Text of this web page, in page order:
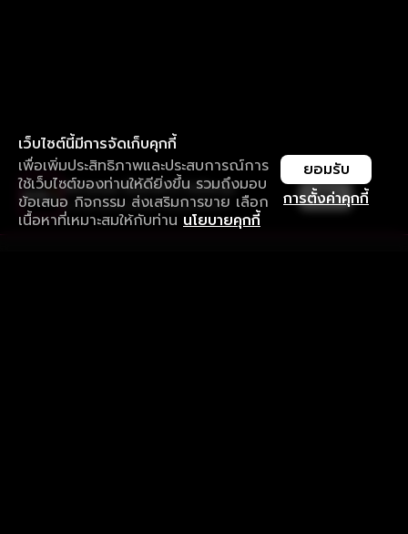
เว็บไซต์นี้มีการจัดเก็บคุกกี้
เพื่อเพิ่มประสิทธิภาพและประสบการณ์การ
ใช้เว็บไซต์ของท่านให้ดียิ่งขึ้น รวมถึงมอบ
ข้อเสนอ กิจกรรม ส่งเสริมการขาย เลือก
เนื้อหาที่เหมาะสมให้กับท่าน นโยบายคุกกี้
การตั้งค่าคุกกี้
ยอมรับ
ใช้งานแอป ลื่นไหลกว่า ไม่มีสะดุด
ดาวน์โหลดแอปเพื่อการรับชมที่ดีกว่า เปิด